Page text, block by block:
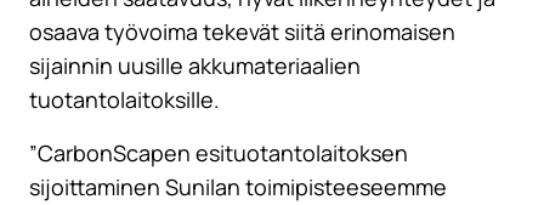
osaava työvoima tekevät siitä erinomaisen
sijainnin uusille akkumateriaalien
tuotantolaitoksille.
”CarbonScapen esituotantolaitoksen
sijoittaminen Sunilan toimipisteeseemme